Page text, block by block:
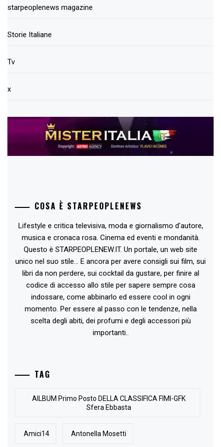
starpeoplenews magazine
Storie Italiane
Tv
x
COSA È STARPEOPLENEWS
Lifestyle e critica televisiva, moda e giornalismo d'autore,
musica e cronaca rosa. Cinema ed eventi e mondanità.
Questo è STARPEOPLENEW.IT. Un portale, un web site
unico nel suo stile... E ancora per avere consigli sui film, sui
libri da non perdere, sui cocktail da gustare, per finire al
codice di accesso allo stile per sapere sempre cosa
indossare, come abbinarlo ed essere cool in ogni
momento. Per essere al passo con le tendenze, nella
scelta degli abiti, dei profumi e degli accessori più
importanti..
TAG
AlLBUM Primo Posto DELLA CLASSIFICA FIMI-GFK
Sfera Ebbasta
Amici14 Antonella Mosetti